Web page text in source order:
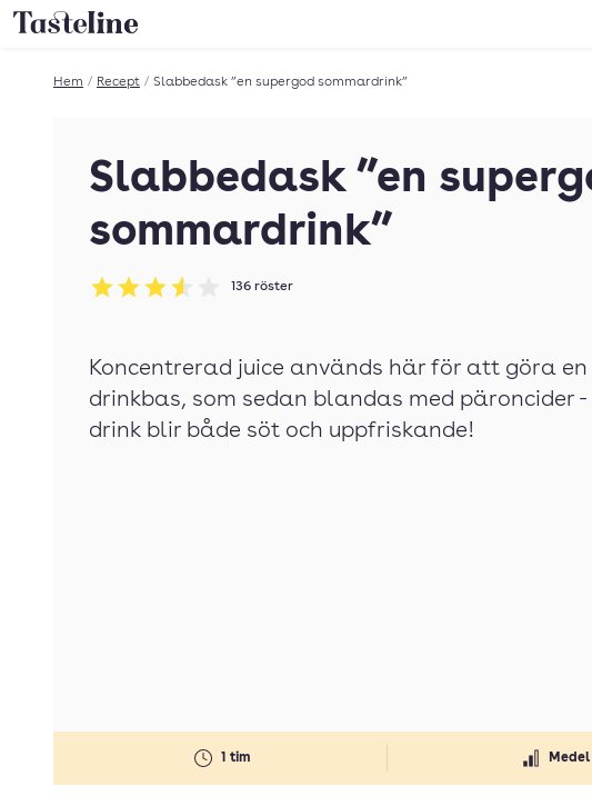
Till Tastelines startsida
Hem / Recept / Slabbedask ”en supergod sommardrink”
Slabbedask ”en
sommardrink”
Betyg: 3.57 av 5
136 röster
1 tim Medel
Koncentrerad juice används här för att göra
drinkbas, som sedan blandas med päroncider
drink blir både söt och uppfriskande!